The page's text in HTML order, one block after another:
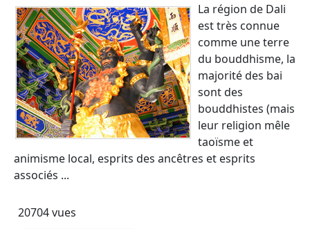
La région de Dali
est très connue
comme une terre
du bouddhisme, la
majorité des bai
sont des
bouddhistes (mais
leur religion mêle
taoïsme et
animisme local, esprits des ancêtres et esprits
associés ...
20704 vues